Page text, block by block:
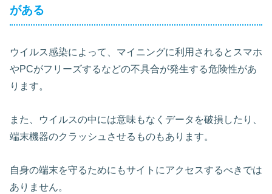
がある
ウイルス感染によって、マイニングに利用されるとスマホ
やPCがフリーズするなどの不具合が発生する危険性があ
ります。
また、ウイルスの中には意味もなくデータを破損したり、
端末機器のクラッシュさせるものもあります。
自身の端末を守るためにもサイトにアクセスするべきでは
ありません。